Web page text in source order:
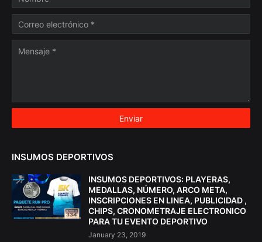
INSUMOS DEPORTIVOS
INSUMOS DEPORTIVOS: PLAYERAS,
MEDALLAS, NÚMERO, ARCO META,
INSCRIPCIONES EN LINEA, PUBLICIDAD ,
CHIPS, CRONOMETRAJE ELECTRONICO
PARA TU EVENTO DEPORTIVO
January 23, 2019